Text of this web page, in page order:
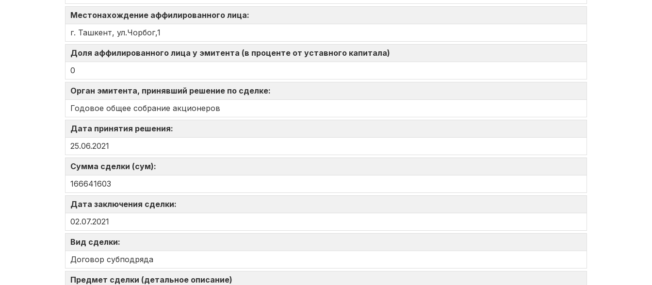
Местонахождение аффилированного лица:
г. Ташкент, ул.Чорбог,1
Доля аффилированного лица у эмитента (в проценте от уставного капитала)
0
Орган эмитента, принявший решение по сделке:
Годовое общее собрание акционеров
Дата принятия решения:
25.06.2021
Сумма сделки (сум):
166641603
Дата заключения сделки:
02.07.2021
Вид сделки:
Договор субподряда
Предмет сделки (детальное описание)